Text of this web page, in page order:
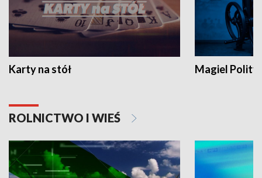
Karty na stół Magiel
ROLNICTWO I WIEŚ